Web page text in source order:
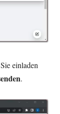
einladen
.